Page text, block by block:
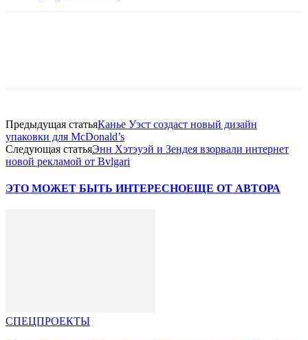
Предыдущая статьяКанье Уэст создаст новый дизайн
упаковки для McDonald’s
Следующая статьяЭнн Хэтэуэй и Зендея взорвали интернет
новой рекламой от Bvlgari
ЭТО МОЖЕТ БЫТЬ ИНТЕРЕСНОЕЩЕ ОТ АВТОРА
СПЕЦПРОЕКТЫ